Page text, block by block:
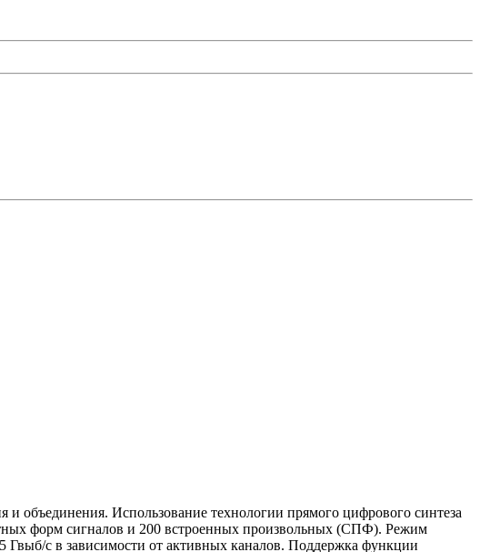
объединения. Использование технологии прямого цифрового синтеза
форм сигналов и 200 встроенных произвольных (СПФ). Режим
с в зависимости от активных каналов. Поддержка функции